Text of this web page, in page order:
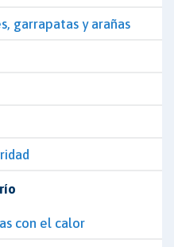
garrapatas y arañas
con el calor